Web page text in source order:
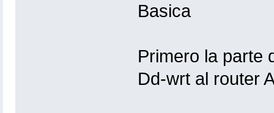
Basica
Primero la parte
Dd-wrt al router